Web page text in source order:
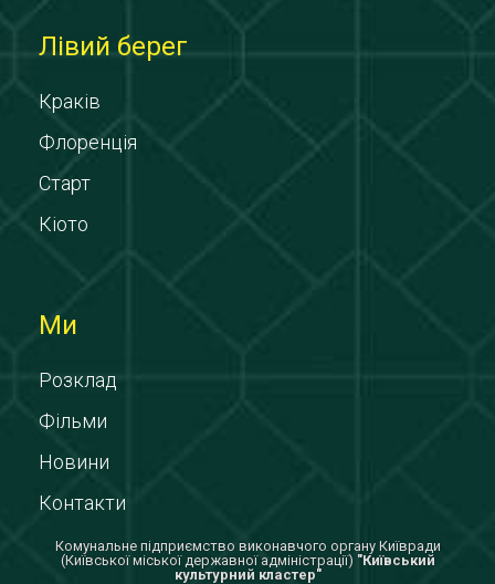
Лівий берег
Краків
Флоренція
Старт
Кіото
Ми
Розклад
Фільми
Новини
Контакти
Комунальне підприємство виконавчого органу Київради
(Київської міської державної адміністрації) "Київський
культурний кластер"